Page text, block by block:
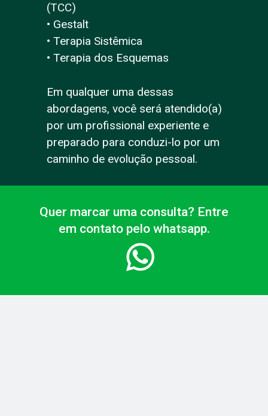
(TCC)
• Gestalt
• Terapia Sistêmica
• Terapia dos Esquemas
Em qualquer uma dessas
abordagens, você será atendido(a)
por um profissional experiente e
preparado para conduzi-lo por um
caminho de evolução pessoal.
Quer marcar uma consulta? Entre
em contato pelo whatsapp.